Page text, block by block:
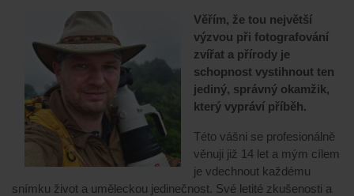
Věřím, že tou největší
výzvou při fotografování
zvířat a přírody je
schopnost vystihnout ten
jediný, správný okamžik,
který vypráví příběh.
Této vášni se profesionálně
věnuji již 14 let a mým cílem
je vdechnout každému
snímku život a uměleckou jedinečnost. Své letité zkušenosti a